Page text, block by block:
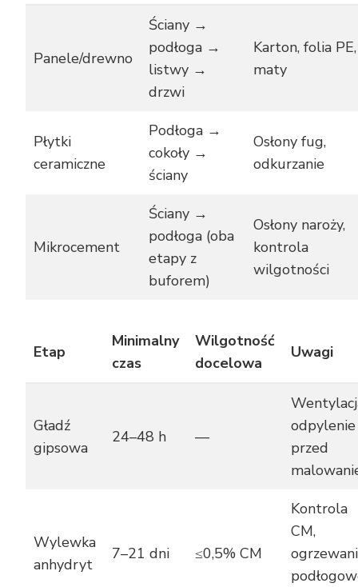
Panele/drewno
Ściany →
podłoga →
listwy →
drzwi
Karton, folia PE,
maty
Płytki
ceramiczne
Podłoga →
cokoły →
ściany
Osłony fug,
odkurzanie
Mikrocement
Ściany →
podłoga (oba
etapy z
buforem)
Osłony naroży,
kontrola
wilgotności
Etap
Minimalny
czas
Wilgotność
docelowa
Uwagi
Gładź
gipsowa
24–48 h —
odpylenie
przed
Wylewka
anhydryt
7–21 dni ≤0,5% CM
Kontrola
CM,